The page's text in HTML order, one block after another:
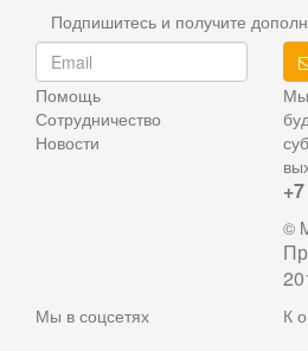
Подпишитесь и получите
Помощь
Сотрудничество
Новости
Мы
©
Мы в соцсетях К